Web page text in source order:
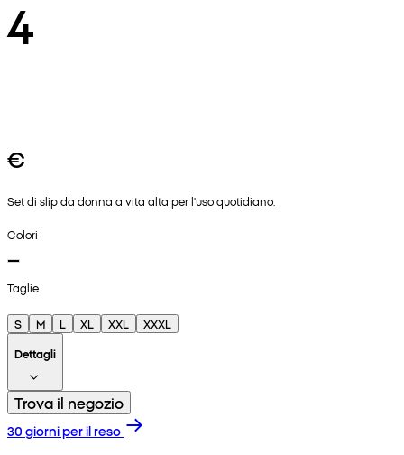
4
€
Set di slip da donna a vita alta per l'uso quotidiano.
Colori
Taglie
S M L XL XXL
XXXL
Dettagli
Trova il negozio
30 giorni per il reso